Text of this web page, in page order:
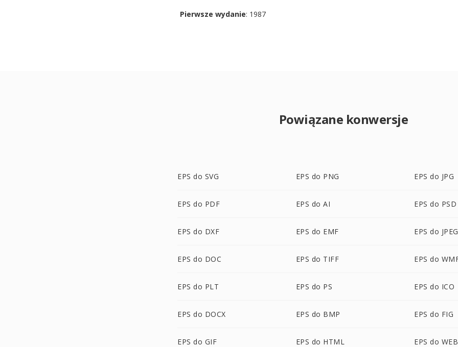
Pierwsze wydanie: 1987
Powiązane konwersje
EPS do SVG EPS do PNG EPS do JPG
EPS do PDF EPS do AI EPS do PSD
EPS do DXF EPS do EMF EPS do JPEG
EPS do DOC EPS do TIFF EPS do
EPS do PLT EPS do PS EPS do ICO
EPS do DOCX EPS do BMP EPS do FIG
EPS do GIF EPS do HTML EPS do